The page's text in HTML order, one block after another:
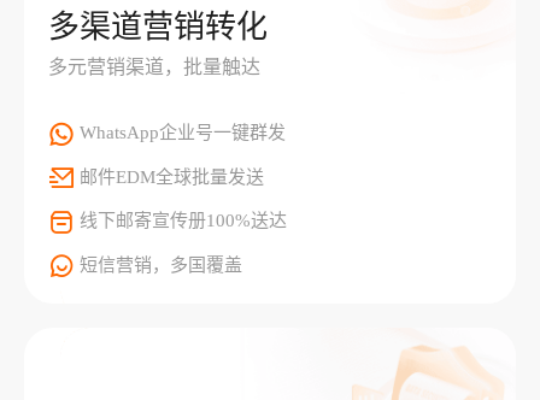
多渠道营销转化
多元营销渠道，批量触达
WhatsApp企业号一键群发
邮件EDM全球批量发送
线下邮寄宣传册100%送达
短信营销，多国覆盖